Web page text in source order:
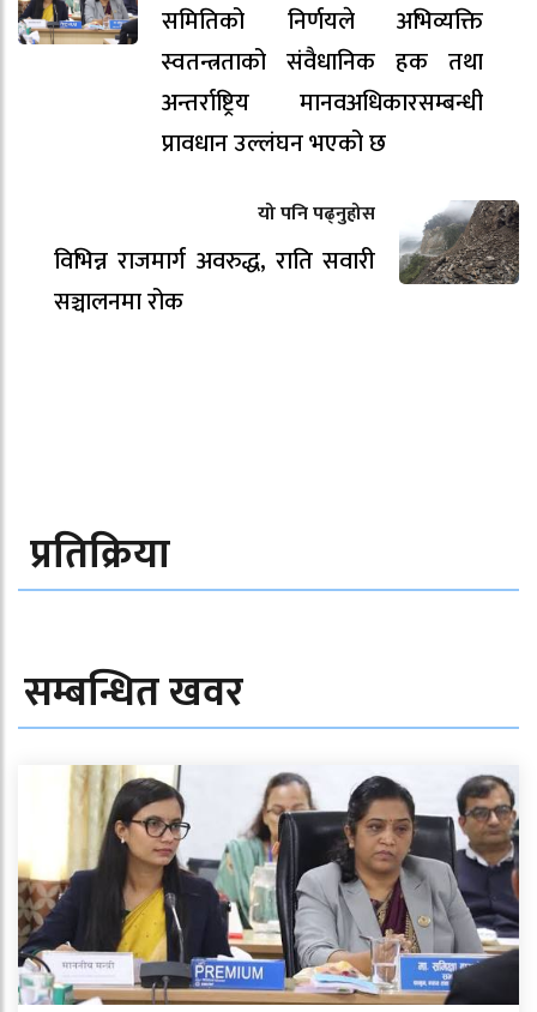
समितिको निर्णयले अभिव्यक्ति
स्वतन्त्रताको संवैधानिक हक तथा
अन्तर्राष्ट्रिय मानवअधिकारसम्बन्धी
प्रावधान उल्लंघन भएको छ
यो पनि पढ्नुहोस
विभिन्न राजमार्ग अवरुद्ध, राति सवारी
सञ्चालनमा रोक
प्रतिक्रिया
सम्बन्धित खवर